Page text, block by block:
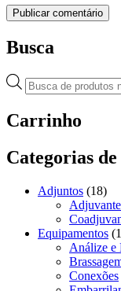
Busca
Pesquisar
produtos
Carrinho
Categorias
Adjuntos (18)
Equipamentos
Análize e
Conexões